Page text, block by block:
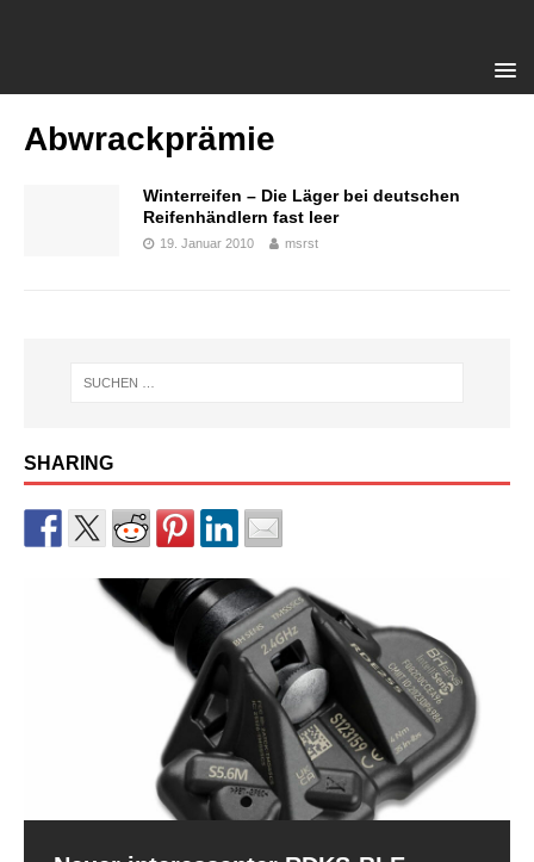
Abwrackprämie
Winterreifen – Die Läger bei deutschen
Reifenhändlern fast leer
19. Januar 2010 msrst
SHARING